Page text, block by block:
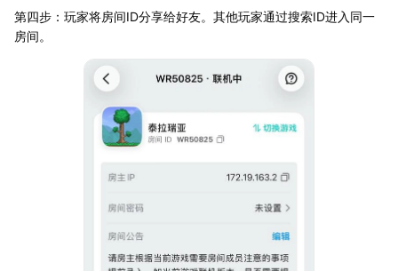
第四步：玩家将房间ID分享给好友。其他玩家通过搜索ID进入同一
房间。